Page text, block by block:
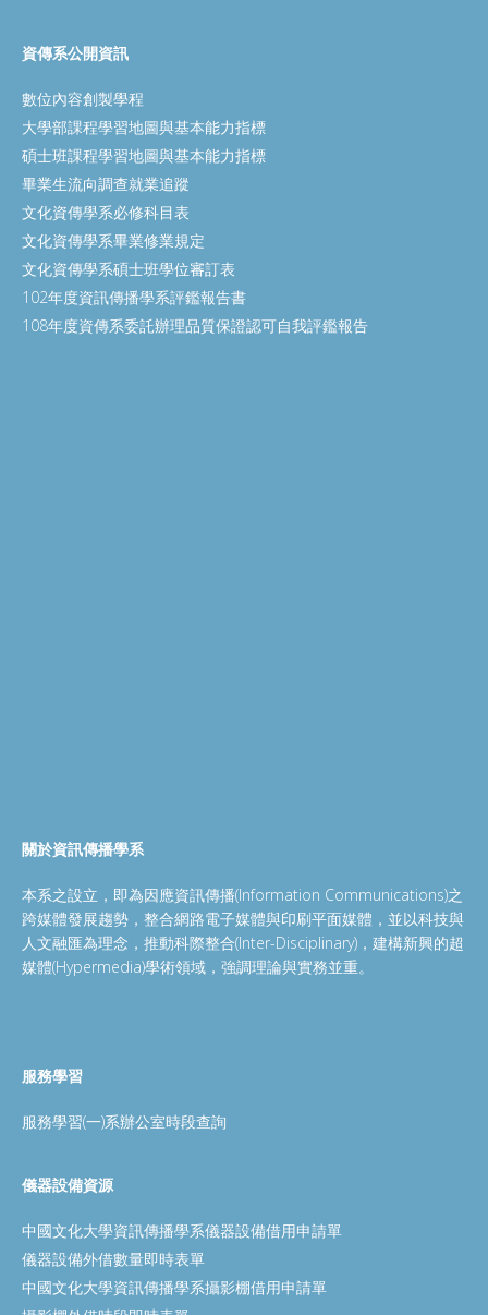
資傳系公開資訊
數位內容創製學程
大學部課程學習地圖與基本能力指標
碩士班課程學習地圖與基本能力指標
畢業生流向調查就業追蹤
文化資傳學系必修科目表
文化資傳學系畢業修業規定
文化資傳學系碩士班學位審訂表
102年度資訊傳播學系評鑑報告書
108年度資傳系委託辦理品質保證認可自我評鑑報告
關於資訊傳播學系
本系之設立，即為因應資訊傳播(Information Communications)之
跨媒體發展趨勢，整合網路電子媒體與印刷平面媒體，並以科技與
人文融匯為理念，推動科際整合(Inter-Disciplinary)，建構新興的超
媒體(Hypermedia)學術領域，強調理論與實務並重。
服務學習
服務學習(一)系辦公室時段查詢
儀器設備資源
中國文化大學資訊傳播學系儀器設備借用申請單
儀器設備外借數量即時表單
中國文化大學資訊傳播學系攝影棚借用申請單